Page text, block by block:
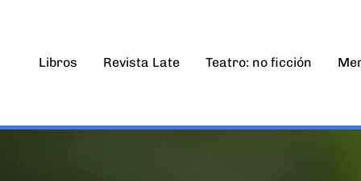
contenido
Libros Revista Late Teatro: no ficción